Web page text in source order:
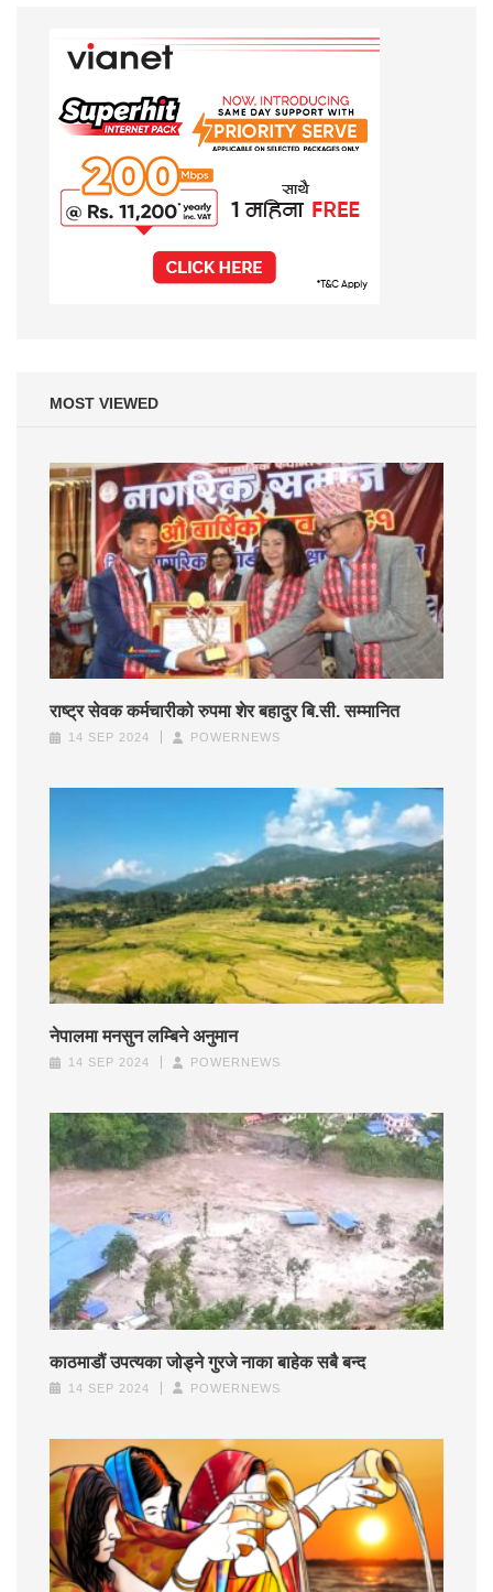
MOST VIEWED
राष्ट्र सेवक कर्मचारीको रुपमा शेर बहादुर बि.सी. सम्मानित
14 SEP 2024 POWERNEWS
नेपालमा मनसुन लम्बिने अनुमान
14 SEP 2024 POWERNEWS
काठमाडौं उपत्यका जोड्ने गुरजे नाका बाहेक सबै बन्द
14 SEP 2024 POWERNEWS